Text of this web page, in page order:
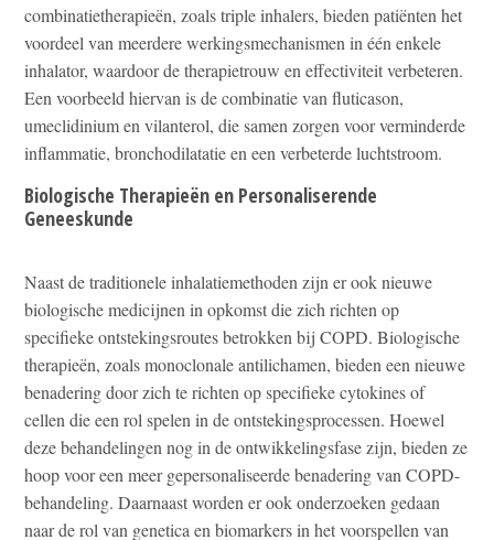
combinatietherapieën, zoals triple inhalers, bieden patiënten het
voordeel van meerdere werkingsmechanismen in één enkele
inhalator, waardoor de therapietrouw en effectiviteit verbeteren.
Een voorbeeld hiervan is de combinatie van fluticason,
umeclidinium en vilanterol, die samen zorgen voor verminderde
inflammatie, bronchodilatatie en een verbeterde luchtstroom.
Biologische Therapieën en Personaliserende
Geneeskunde
Naast de traditionele inhalatiemethoden zijn er ook nieuwe
biologische medicijnen in opkomst die zich richten op
specifieke ontstekingsroutes betrokken bij COPD. Biologische
therapieën, zoals monoclonale antilichamen, bieden een nieuwe
benadering door zich te richten op specifieke cytokines of
cellen die een rol spelen in de ontstekingsprocessen. Hoewel
deze behandelingen nog in de ontwikkelingsfase zijn, bieden ze
hoop voor een meer gepersonaliseerde benadering van COPD-
behandeling. Daarnaast worden er ook onderzoeken gedaan
naar de rol van genetica en biomarkers in het voorspellen van